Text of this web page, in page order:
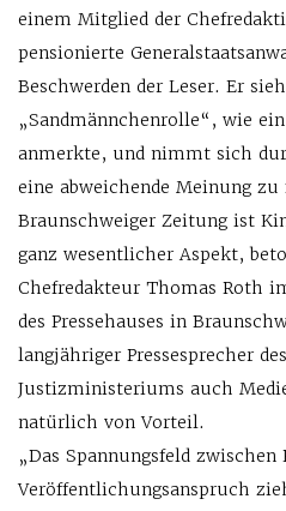
einem Mitglied der
pensionierte
Beschwerden der Leser. Er
„Sandmännchenrolle“, wie
anmerkte, und nimmt sich
eine abweichende Meinung
Braunschweiger Zeitung ist
ganz wesentlicher Aspekt,
Chefredakteur Thomas Roth
des Pressehauses in
langjähriger Pressesprecher
Justizministeriums auch
natürlich von Vorteil.
„Das Spannungsfeld
Veröffentlichungsanspruch